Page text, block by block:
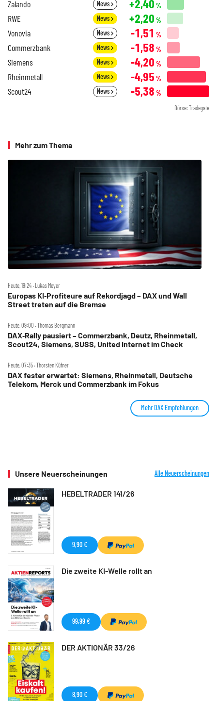
Zalando News +2,40 %
RWE News +2,20 %
Vonovia News -1,51 %
Commerzbank News -1,58 %
Siemens News -4,20 %
Rheinmetall News -4,95 %
Scout24 News -5,38 %
Börse: Tradegate
Mehr zum Thema
Heute, 19:24 ‧ Lukas Meyer
Europas KI‑Profiteure auf Rekordjagd – DAX und Wall
Street treten auf die Bremse
Heute, 09:00 ‧ Thomas Bergmann
DAX‑Rally pausiert – Commerzbank, Deutz, Rheinmetall,
Scout24, Siemens, SUSS, United Internet im Check
Heute, 07:35 ‧ Thorsten Küfner
DAX fester erwartet: Siemens, Rheinmetall, Deutsche
Telekom, Merck und Commerzbank im Fokus
Mehr DAX Empfehlungen
Unsere Neuerscheinungen Alle Neuerscheinungen
HEBELTRADER 141/26
9,90 €
Die zweite KI-Welle rollt an
99,99 €
DER AKTIONÄR 33/26
8,90 €